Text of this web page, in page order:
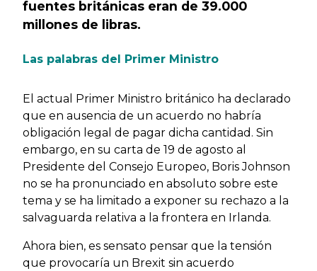
fuentes británicas eran de 39.000
millones de libras.
Las palabras del Primer Ministro
El actual Primer Ministro británico ha declarado
que en ausencia de un acuerdo no habría
obligación legal de pagar dicha cantidad. Sin
embargo, en su carta de 19 de agosto al
Presidente del Consejo Europeo, Boris Johnson
no se ha pronunciado en absoluto sobre este
tema y se ha limitado a exponer su rechazo a la
salvaguarda relativa a la frontera en Irlanda.
Ahora bien, es sensato pensar que la tensión
que provocaría un Brexit sin acuerdo